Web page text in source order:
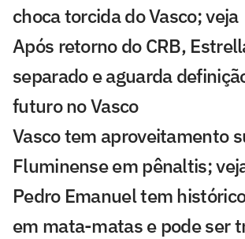
choca torcida do Vasco; veja
Após retorno do CRB,
separado e aguarda
futuro no Vasco
Vasco tem aproveitamento
Fluminense em pênaltis;
Pedro Emanuel tem
em mata-matas e pode ser